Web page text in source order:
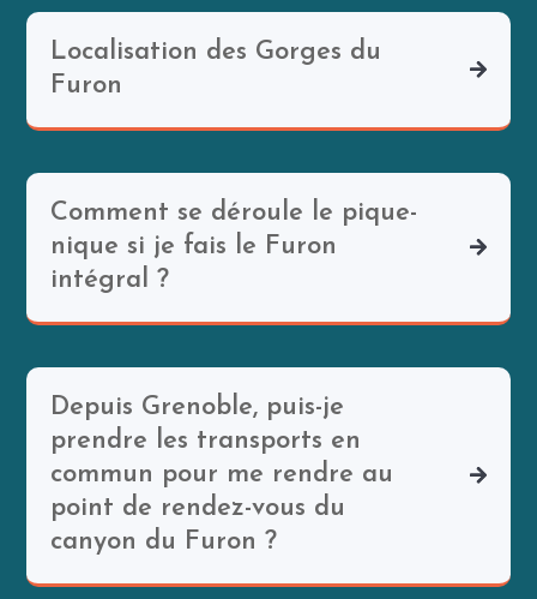
Localisation des Gorges du
Furon
Comment se déroule le pique-
nique si je fais le Furon
intégral ?
Depuis Grenoble, puis-je
prendre les transports en
commun pour me rendre au
point de rendez-vous du
canyon du Furon ?